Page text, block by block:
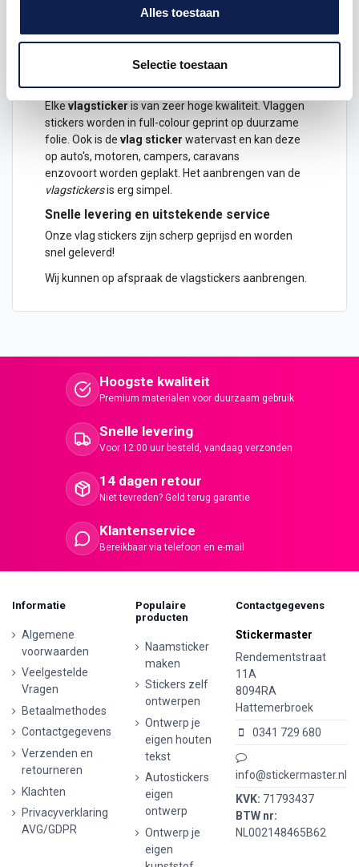
Alles toestaan
Selectie toestaan
Hoogte 6 x 9 cm
Hoogte 12 x 18 cm
Duurzame vlagstickers van hoge kwaliteit
Elke vlagsticker is van zeer hoge kwaliteit. Vlaggen
stickers worden in full-colour geprint op duurzame
folie. Ook is de vlag sticker watervast en kan deze
op auto's, motoren, campers, caravans
enzovoort worden geplakt. Het aanbrengen van de
vlagstickersis erg simpel.
Snelle levering en uitstekende service
Onze vlag stickers zijn scherp geprijsd en worden
snel geleverd!
Wij kunnen op afspraak de vlagstickers aanbrengen.
Hoogste kwaliteit
Premium materialen voor duurzaam gebruik
Snelle levering
Voor 12:00 uur besteld, vandaag verzonden
14 dagen retour
Niet tevreden? Geld terug garantie
Klantenservice
Bereikbaar via telefoon en e-mail
Informatie
Algemene
voorwaarden
Veelgestelde
Vragen
Betaalmethodes
Contactgegevens
Verzenden en
retourneren
Klachten
Privacyverklaring
AVG/GDPR
Populaire
producten
Naamsticker
maken
Stickers zelf
ontwerpen
Ontwerp je
eigen houten
tekst
Autostickers
eigen
ontwerp
Ontwerp je
eigen
Contactgegevens
Stickermaster
Rendementstraat
11A
8094RA
Hattemerbroek
0341 729 680
info@stickermaster.nl
KVK: 71793437
BTW nr:
NL002148465B62